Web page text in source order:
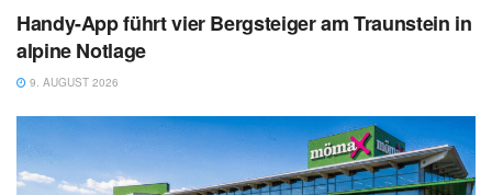
Handy-App führt vier Bergsteiger am Traunstein in
alpine Notlage
9. AUGUST 2026